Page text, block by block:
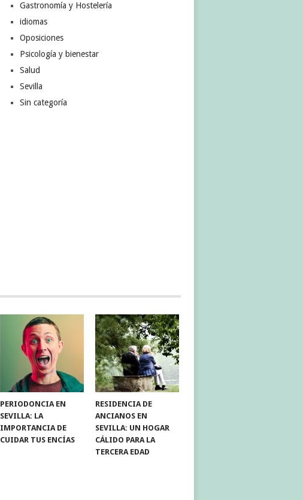
Gastronomía y Hostelería
idiomas
Oposiciones
Psicología y bienestar
Salud
Sevilla
Sin categoría
PERIODONCIA EN
SEVILLA: LA
IMPORTANCIA DE
CUIDAR TUS ENCÍAS
RESIDENCIA DE
ANCIANOS EN
SEVILLA: UN HOGAR
CÁLIDO PARA LA
TERCERA EDAD